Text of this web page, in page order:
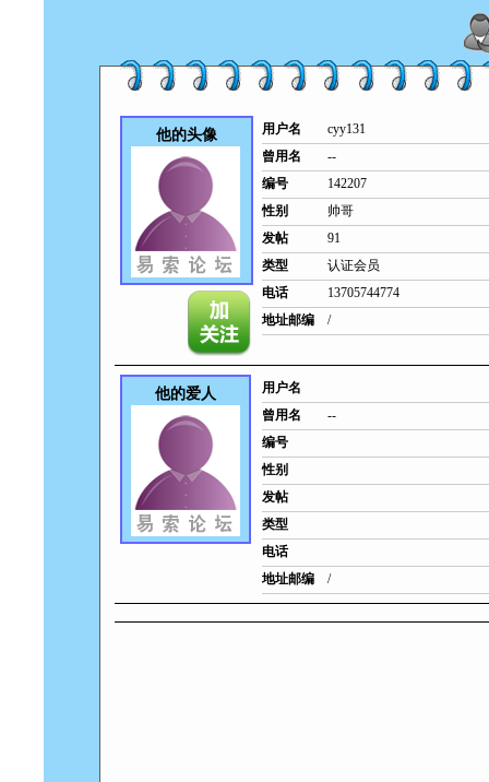
他的头像 用户名
cyy131
曾用名
--
编号
142207
性别
帅哥
发帖
91
类型
认证会员
电话
13705744774
地址邮编
/
他的爱人
用户名
曾用名
--
编号
性别
发帖
类型
电话
地址邮编
/